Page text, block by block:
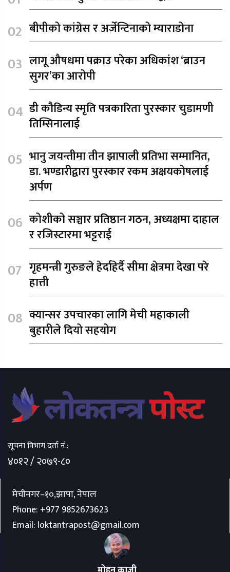
बीपीको कांग्रेस र अर्जेन्टिनाको म्याराडोना
लागू औषधमा पक्राउ परेका अधिकांश ‘ब्राउन
सुगर’का आरोपी
डी कौडिन्य स्मृति पत्रकारिता पुरस्कार चुडामणी
तिम्सिनालाई
भानु जयन्तीमा तीन झापाली प्रतिभा सम्मानित,
डा. भण्डारीद्वारा पुरस्कार रकम अक्षयकोषलाई
अर्पण
कोशीको सञ्चार प्रतिष्ठान गठन, अध्यक्षमा दाहाल
र रजिस्टारमा भट्टराई
गृहमन्त्री गुरुङले हेर्दाहेर्दै सीमा क्षेत्रमा देखा परे
हात्ती
क्यान्सर उपचारका लागि मेची महाकाली
बुहारीले दियो सहयोग
सूचना विभाग दर्ता नं.:
४०१२ / २०७९-८०
मेचीनगर–१०,झापा, नेपाल
Phone: +977 9852673623
Email: loktantrapost@gmail.com